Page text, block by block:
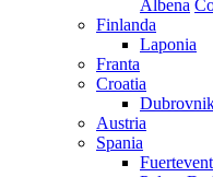
Albena
Finlanda
Laponia
Franta
Croatia
Austria
Spania